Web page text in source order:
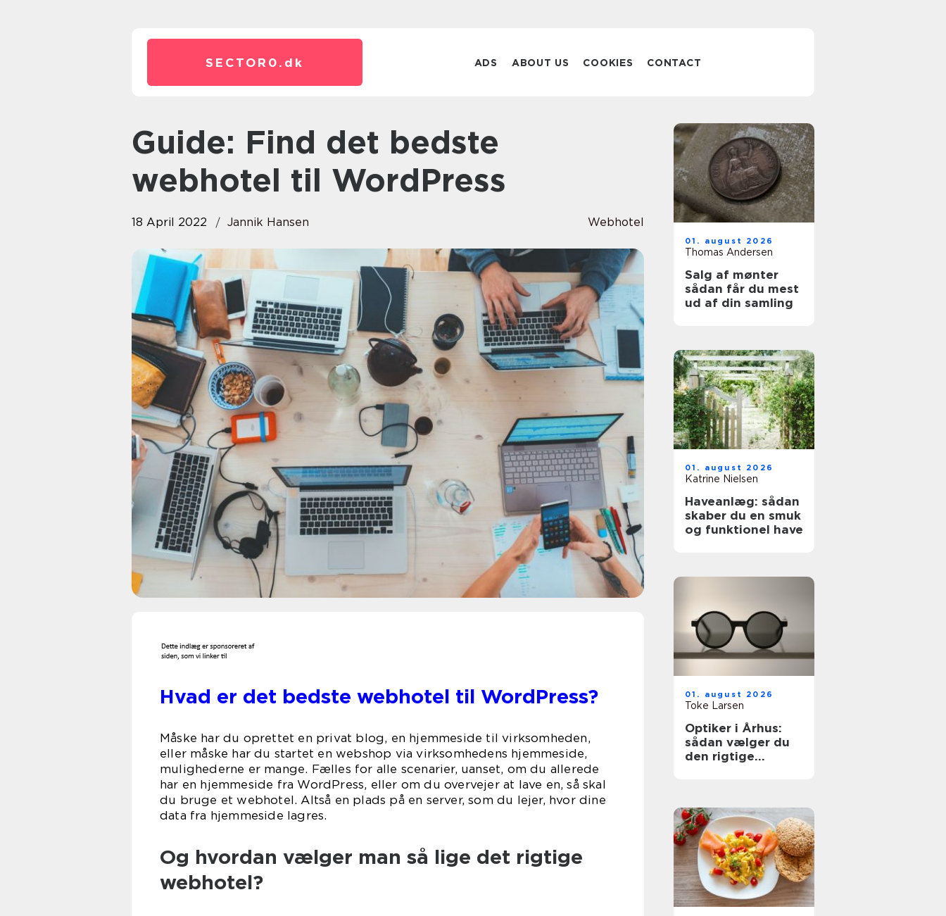
SECTOR0. dk ADS ABOUT US COOKIES CONTACT
Guide: Find det bedste
webhotel til WordPress
18 April 2022 Jannik Hansen Webhotel
Hvad er det bedste webhotel til WordPress?
Måske har du oprettet en privat blog, en hjemmeside til virksomheden,
eller måske har du startet en webshop via virksomhedens hjemmeside,
mulighederne er mange. Fælles for alle scenarier, uanset, om du allerede
har en hjemmeside fra WordPress, eller om du overvejer at lave en, så skal
du bruge et webhotel. Altså en plads på en server, som du lejer, hvor dine
data fra hjemmeside lagres.
Og hvordan vælger man så lige det rigtige
webhotel?
01. august 2026
Thomas Andersen
Salg af mønter
sådan får du mest
ud af din samling
01. august 2026
Katrine Nielsen
Haveanlæg: sådan
skaber du en smuk
og funktionel have
01. august 2026
Toke Larsen
Optiker i Århus:
sådan vælger du
den rigtige